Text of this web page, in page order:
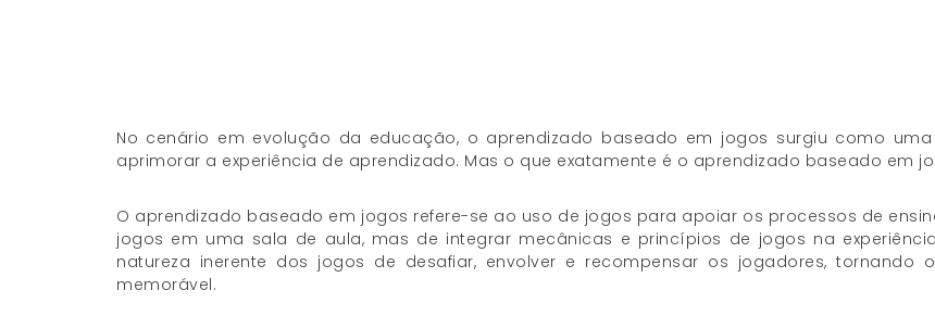
No cenário em evolução da educação, o aprendizado baseado em jogos surgiu como
aprimorar a experiência de aprendizado. Mas o que exatamente é o aprendizado baseado em
O aprendizado baseado em jogos refere-se ao uso de jogos para apoiar os processos de
jogos em uma sala de aula, mas de integrar mecânicas e princípios de jogos na
natureza inerente dos jogos de desafiar, envolver e recompensar os jogadores, tornando
memorável.